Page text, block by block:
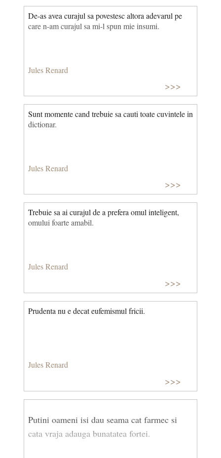
De-as avea curajul sa povestesc altora adevarul pe
care n-am curajul sa mi-l spun mie insumi.
Jules Renard
>>>
Sunt momente cand trebuie sa cauti toate cuvintele in
dictionar.
Jules Renard
>>>
Trebuie sa ai curajul de a prefera omul inteligent,
omului foarte amabil.
Jules Renard
>>>
Prudenta nu e decat eufemismul fricii.
Jules Renard
>>>
Putini oameni isi dau seama cat farmec si
cata vraja adauga bunatatea fortei.